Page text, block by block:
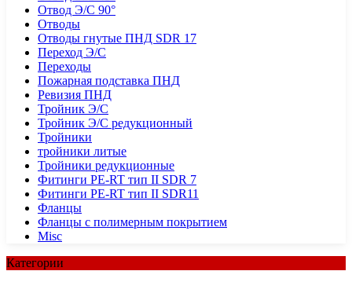
Отвод Э/С 90°
Отводы
Отводы гнутые ПНД SDR 17
Переход Э/С
Переходы
Пожарная подставка ПНД
Ревизия ПНД
Тройник Э/С
Тройник Э/С редукционный
Тройники
тройники литые
Тройники редукционные
Фитинги PE-RT тип II SDR 7
Фитинги PE-RT тип II SDR11
Фланцы
Фланцы с полимерным покрытием
Misc
Категории